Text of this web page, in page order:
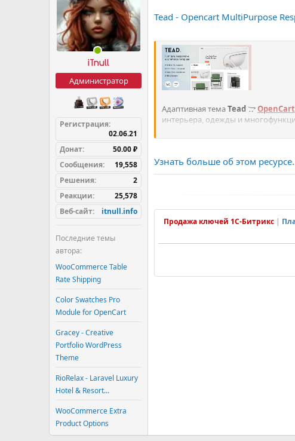
iTnull
Администратор
Регистрация
02.06.21
Донат
50.00 ₽
Сообщения
19,558
Решения
2
Реакции
25,578
Веб-сайт
itnull.info
Последние темы
автора:
WooCommerce Table
Rate Shipping
Color Swatches Pro
Module for OpenCart
Gracey - Creative
Portfolio WordPress
Theme
RioRelax - Laravel Luxury
Hotel & Resort...
WooCommerce Extra
Product Options
Tead - Opencart MultiPurpose
Адаптивная темаTead OpenCart
интерьера, одежды и
красивым и лаконичным
Узнать больше об этом
Продажа ключей 1С-Битрикс |